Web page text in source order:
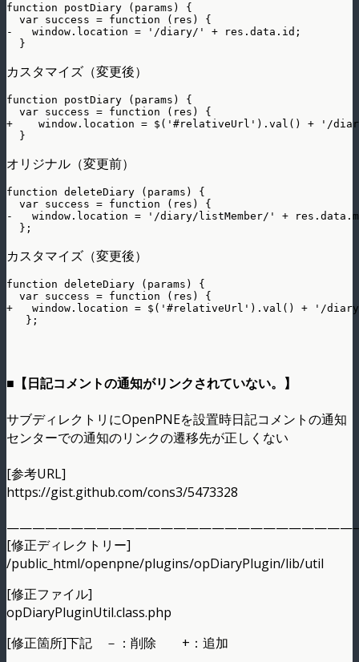
function postDiary (params) {
  var success = function (res) {
-   window.location = '/diary/' + res.data.id;
カスタマイズ（変更後）
function postDiary (params) {
  var success = function (res) {
+    window.location = $('#relativeUrl').val() + '/
オリジナル（変更前）
function deleteDiary (params) {
  var success = function (res) {
-   window.location = '/diary/listMember/' +
カスタマイズ（変更後）
function deleteDiary (params) {
  var success = function (res) {
+   window.location = $('#relativeUrl').val() + '/
■【日記コメントの通知がリンクされていない。】
サブディレクトリにOpenPNEを設置時日記コメントの通知
センターでの通知のリンクの遷移先が正しくない
[参考URL]
https://gist.github.com/cons3/5473328
[修正ディレクトリー]
/public_html/openpne/plugins/opDiaryPlugin/lib/util
[修正ファイル]
opDiaryPluginUtil.class.php
[修正箇所]下記 －：削除 +：追加